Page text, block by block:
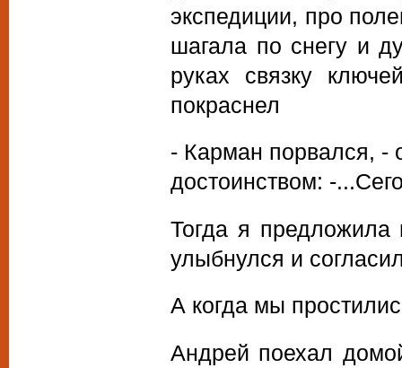
экспедиции, про
шагала по снегу и
руках связку
покраснел
- Карман порвался, -
достоинством: -
Тогда я
улыбнулся и
А когда мы
Андрей поехал